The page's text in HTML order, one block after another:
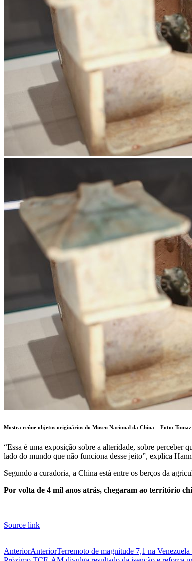
Mostra reúne objetos originários do Museu Nacional da China – Foto:
“Essa é uma exposição sobre a alteridade, sobre
lado do mundo que não funciona desse jeito”, explica
Segundo a curadoria, a China está entre os berços da
Por volta de 4 mil anos atrás, chegaram ao território
Source link
AnteriorAnteriorTerremoto de magnitude 7,1 na